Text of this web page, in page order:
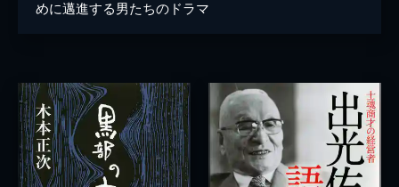
めに邁進する男たちのドラマ